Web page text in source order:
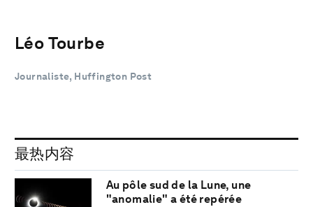
Léo Tourbe
Journaliste, Huffington Post
最热内容
Au pôle sud de la Lune, une
"anomalie" a été repérée